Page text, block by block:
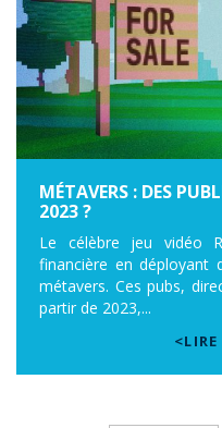
MÉTAVERS : DES
2023 ?
Le célèbre jeu vidéo
financière en déployant
métavers. Ces pubs,
partir de 2023,...
<LIRE